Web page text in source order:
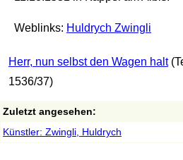
Weblinks: Huldrych Zwingli
Herr, nun selbst den Wagen halt
1536/37)
Zuletzt angesehen:
Künstler: Zwingli, Huldrych